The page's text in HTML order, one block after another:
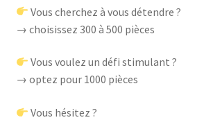
Vous cherchez à vous détendre ?
→ choisissez 300 à 500 pièces
Vous voulez un défi stimulant ?
→ optez pour 1000 pièces
Vous hésitez ?